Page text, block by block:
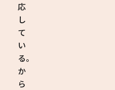
応
し
て
い
る。
か
ら